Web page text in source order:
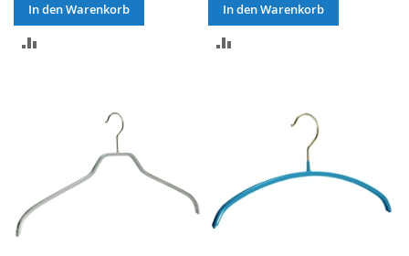
In den Warenkorb In den Warenkorb